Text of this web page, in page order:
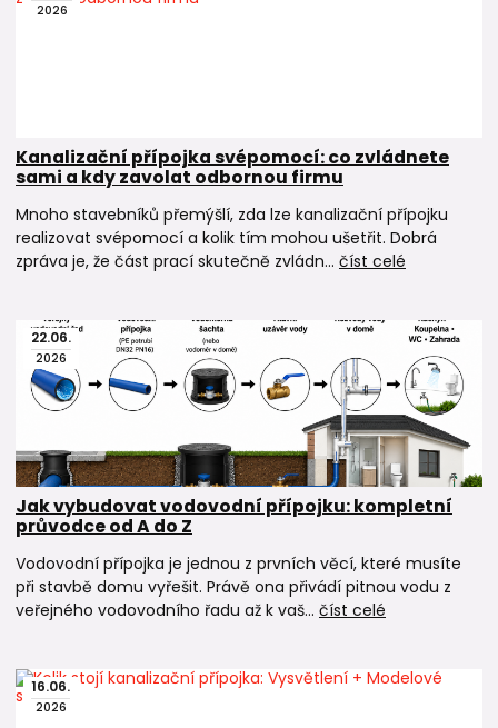
2026
Kanalizační přípojka svépomocí: co zvládnete
sami a kdy zavolat odbornou firmu
Mnoho stavebníků přemýšlí, zda lze kanalizační přípojku
realizovat svépomocí a kolik tím mohou ušetřit. Dobrá
zpráva je, že část prací skutečně zvládn... číst celé
22.06.
2026
Jak vybudovat vodovodní přípojku: kompletní
průvodce od A do Z
Vodovodní přípojka je jednou z prvních věcí, které musíte
při stavbě domu vyřešit. Právě ona přivádí pitnou vodu z
veřejného vodovodního řadu až k vaš... číst celé
16.06.
2026